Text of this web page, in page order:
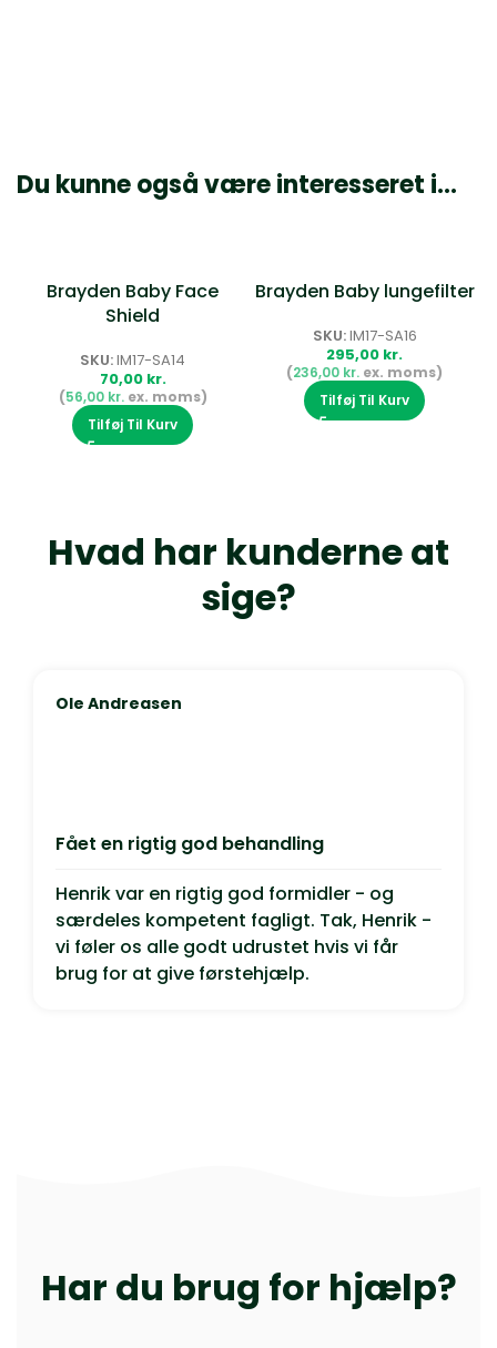
Du kunne også være interesseret i…
Brayden Baby Face
Shield
SKU:IM17-SA14
kr.
Tilføj Til Kurv
Brayden Baby lungefilter
SKU:IM17-SA16
kr.
Tilføj Til Kurv
Hvad har kunderne at
sige?
Ole Andreasen
Fået en rigtig god behandling
Henrik var en rigtig god formidler - og
særdeles kompetent fagligt. Tak, Henrik -
vi føler os alle godt udrustet hvis vi får
brug for at give førstehjælp.
Har du brug for hjælp?